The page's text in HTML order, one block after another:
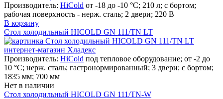
Производитель: HiCold от -18 до -10 °С; 210 л; с бортом;
рабочая поверхность - нерж. сталь; 2 двери; 220 В
В корзину
Стол холодильный HICOLD GN 111/TN LT
Производитель: HiCold под тепловое оборудование; от -2 до
10 °С; нерж. сталь; гастронормированный; 3 двери; с бортом;
1835 мм; 700 мм
Нет в наличии
Стол холодильный HICOLD GN 111/TN-W